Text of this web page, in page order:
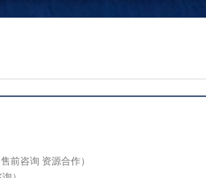
前咨询 资源合作）